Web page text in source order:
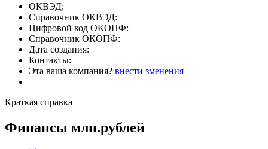
ОКВЭД:
Справочник ОКВЭД:
Цифровой код ОКОПФ:
Справочник ОКОПФ:
Дата создания:
Контакты:
Эта ваша компания? внести зменения
Краткая справка
Финансы млн.рублей